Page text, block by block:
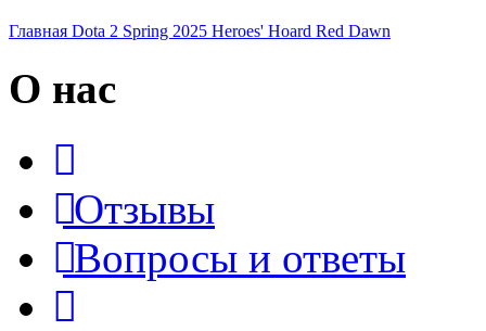
Главная Dota 2 Spring 2025 Heroes' Hoard Red Dawn
О нас
Отзывы
Вопросы и ответы